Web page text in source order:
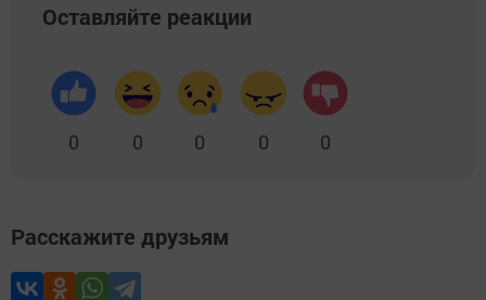
Оставляйте реакции
0 0 0 0 0
Расскажите друзьям